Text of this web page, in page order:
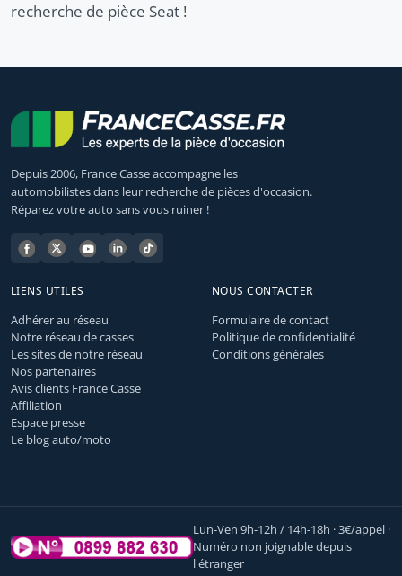
recherche de pièce Seat !
Depuis 2006, France Casse accompagne les
automobilistes dans leur recherche de pièces d'occasion.
Réparez votre auto sans vous ruiner !
LIENS UTILES
Adhérer au réseau
Notre réseau de casses
Les sites de notre réseau
Nos partenaires
Avis clients France Casse
Affiliation
Espace presse
Le blog auto/moto
NOUS CONTACTER
Formulaire de contact
Politique de confidentialité
Conditions générales
Lun-Ven 9h-12h / 14h-18h · 3€/appel ·
Numéro non joignable depuis
l'étranger